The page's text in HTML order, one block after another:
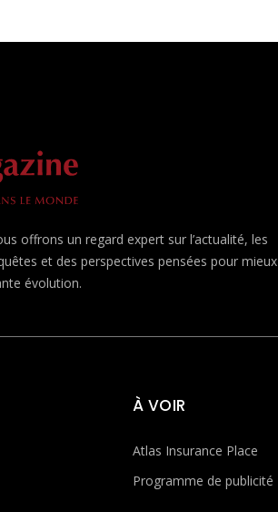
offrons un regard expert sur l’actualité, les
et des perspectives pensées pour mieux
évolution.
À VOIR
Atlas Insurance Place
Programme de publicité